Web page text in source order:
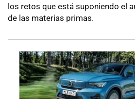
los retos que está suponiendo el
de las materias primas.